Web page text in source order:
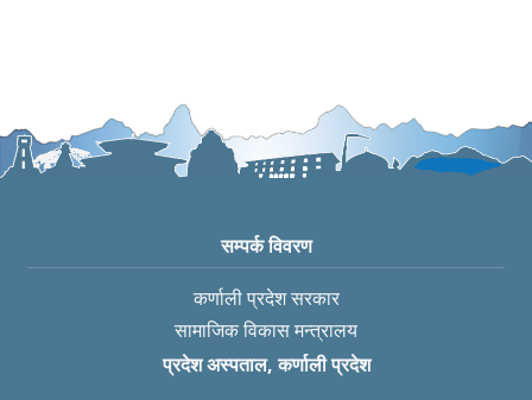
सम्पर्क विवरण
कर्णाली प्रदेश सरकार
सामाजिक विकास मन्त्रालय
प्रदेश अस्पताल, कर्णाली प्रदेश